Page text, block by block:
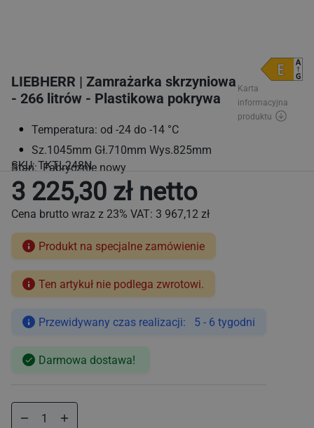
LIEBHERR | Zamrażarka skrzyniowa
- 266 litrów - Plastikowa pokrywa
Temperatura: od -24 do -14 °C
Sz.1045mm Gł.710mm Wys.825mm
SKU:TKTL248N
Stan: Fabrycznie nowy
Cena
3 225,30 zł netto
Cena brutto wraz z 23% VAT: 3 967,12 zł
Produkt na specjalne zamówienie
Ten artykuł nie podlega zwrotowi.
Przewidywany czas realizacji: 5 - 6 tygodni
Darmowa dostawa!
ZmniejszZwiększ